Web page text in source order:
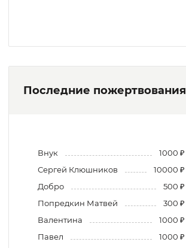
Последние пожертвования
Внук
1000 ₽
Сергей Клюшников
10000 ₽
Добро
500 ₽
Попредкин Матвей
300 ₽
Валентина
1000 ₽
Павел
1000 ₽